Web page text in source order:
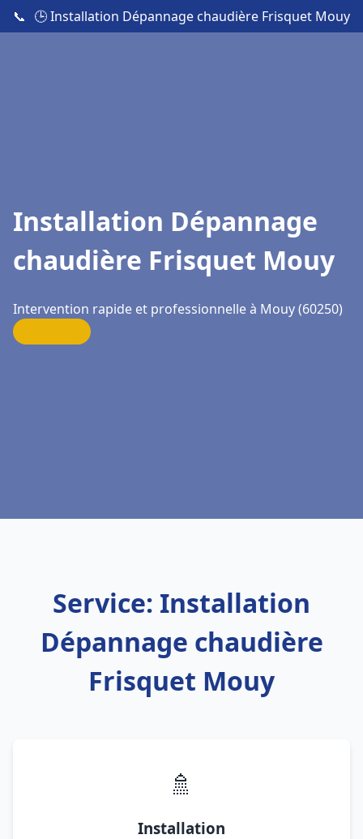
📞 🕒 Installation Dépannage chaudière Frisquet Mouy
Installation Dépannage
chaudière Frisquet Mouy
Intervention rapide et professionnelle à Mouy (60250)
Service: Installation
Dépannage chaudière
Frisquet Mouy
🚿
Installation